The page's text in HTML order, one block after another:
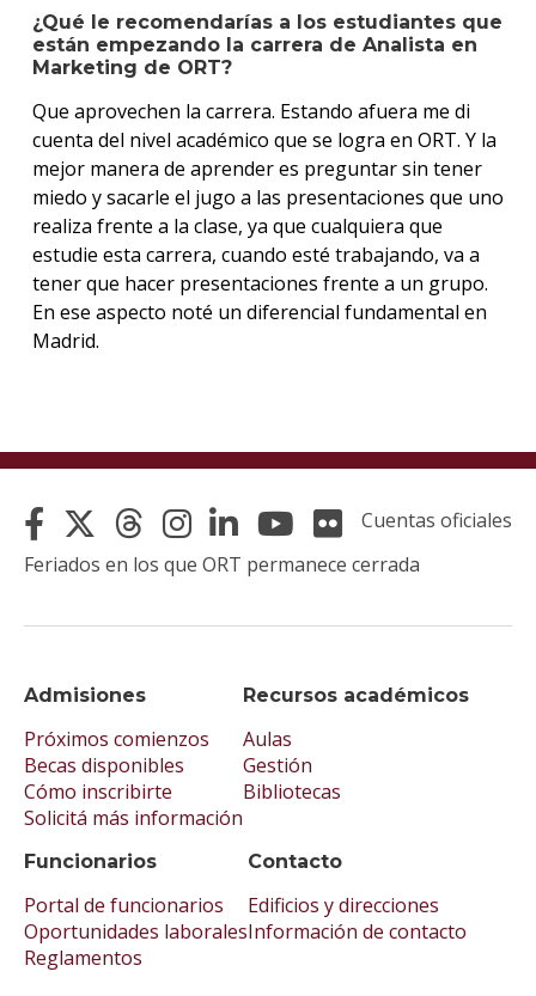
¿Qué le recomendarías a los estudiantes que
están empezando la carrera de Analista en
Marketing de ORT?
Que aprovechen la carrera. Estando afuera me di
cuenta del nivel académico que se logra en ORT. Y la
mejor manera de aprender es preguntar sin tener
miedo y sacarle el jugo a las presentaciones que uno
realiza frente a la clase, ya que cualquiera que
estudie esta carrera, cuando esté trabajando, va a
tener que hacer presentaciones frente a un grupo.
En ese aspecto noté un diferencial fundamental en
Madrid.
Admisiones
Próximos comienzos
Becas disponibles
Cómo inscribirte
Solicitá más información
Recursos académicos
Aulas
Gestión
Bibliotecas
Funcionarios
Portal de funcionarios
Oportunidades laborales
Reglamentos
Contacto
Edificios y direcciones
Información de contacto
Cuentas oficiales
Feriados en los que ORT permanece cerrada